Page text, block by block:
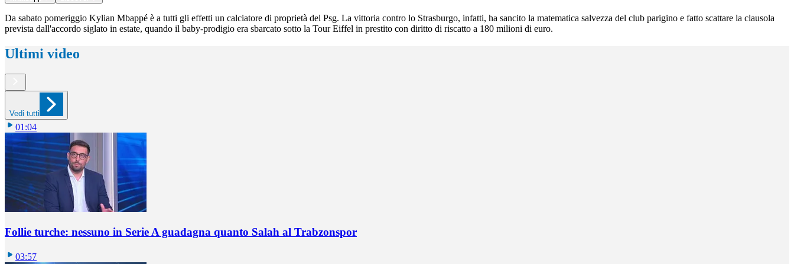
Da sabato pomeriggio Kylian Mbappé è a tutti gli effetti un calciatore di proprietà del Psg. La vittoria contro lo Strasburgo, infatti, ha sancito la matematica salvezza del club parigino e fatto scattare la clausola
prevista dall'accordo siglato in estate, quando il baby-prodigio era sbarcato sotto la Tour Eiffel in prestito con diritto di riscatto a 180 milioni di euro.
Ultimi video
Vedi tutti
01:04
Follie turche: nessuno in Serie A guadagna quanto Salah al Trabzonspor
03:57